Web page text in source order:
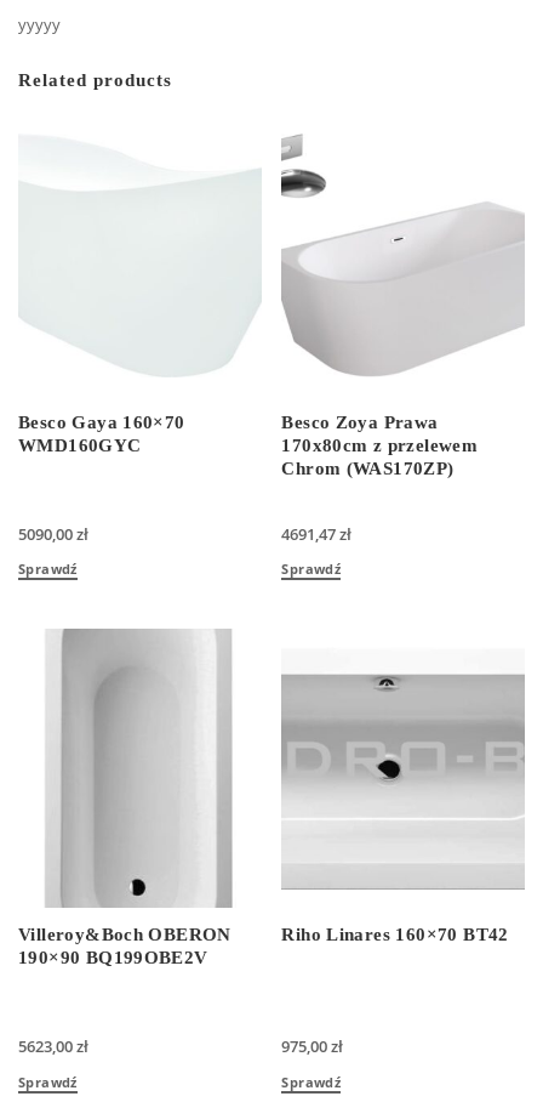
yyyyy
Related products
Besco Gaya 160×70
WMD160GYC
5090,00zł
Sprawdź
Besco Zoya Prawa
170x80cm z przelewem
Chrom (WAS170ZP)
4691,47zł
Sprawdź
Villeroy&Boch OBERON
190×90 BQ199OBE2V
5623,00zł
Sprawdź
Riho Linares 160×70 BT42
975,00zł
Sprawdź